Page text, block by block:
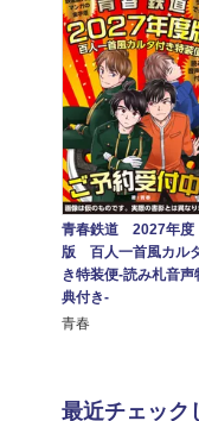
青春鉄道 2027年度
版 百人一首風カル
き特装便‐読み札音声
典付き‐
青春
最近チェック